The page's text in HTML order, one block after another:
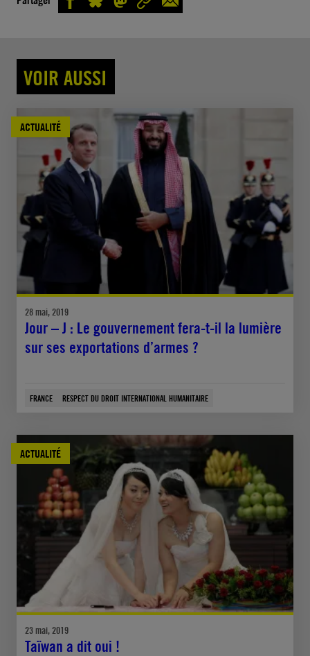
VOIR AUSSI
ACTUALITÉ
28 mai, 2019
Jour – J : Le gouvernement fera-t-il la lumière
sur ses exportations d’armes ?
FRANCE RESPECT DU DROIT INTERNATIONAL HUMANITAIRE
ACTUALITÉ
23 mai, 2019
Taïwan a dit oui !